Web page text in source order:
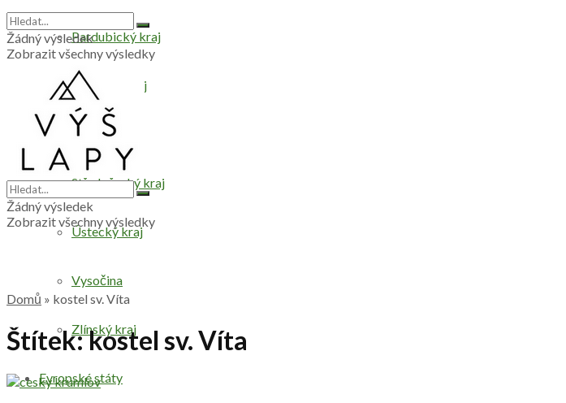
Pardubický kraj
Plzeňský kraj
Praha
Středočeský kraj
Ústecký kraj
Vysočina
Zlínský kraj
Evropské státy
Žádný výsledek
Zobrazit všechny výsledky
Žádný výsledek
Zobrazit všechny výsledky
Domů » kostel sv. Víta
Štítek:kostel sv. Víta